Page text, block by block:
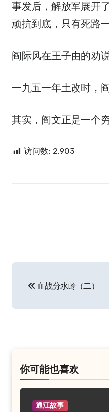
事发后，解放军展开
顽抗到底，只有死路一
阎际风在王子由的劝
一九五一年土改时，
其实，阎文正是一个
访问数: 2,903
文
血战分水岭（二）
你可能也喜欢
通江故事